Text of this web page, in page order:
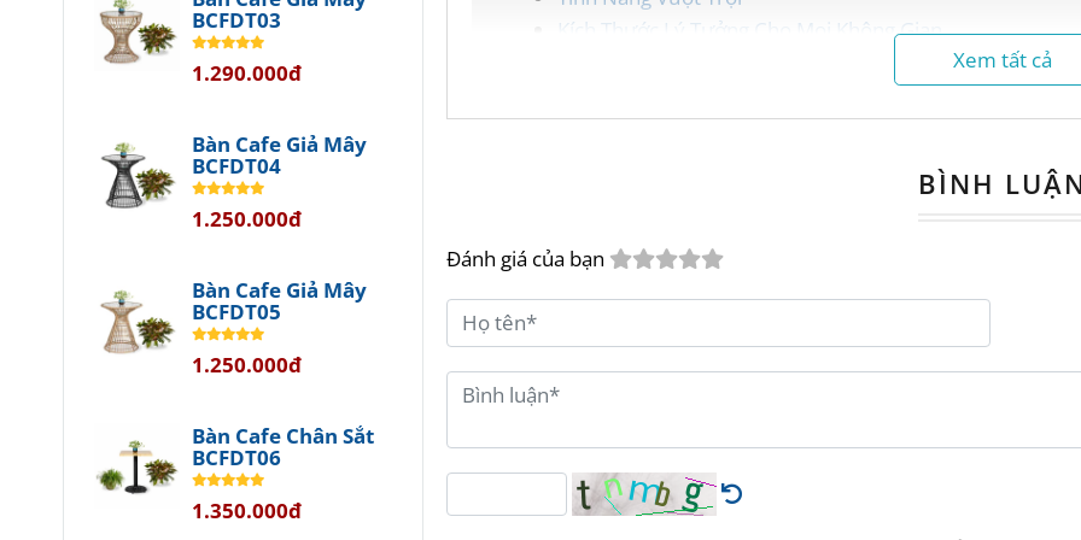
Kích Thước Lý Tưởng Cho Mọi Không Gian
Liên Hệ Đặt Hàng Ngay Hôm Nay
Khám Phá Ghế Cafe Sắt GCFDT104: Nâng
Bạn đang tìm kiếm một sản phẩm nội thất vừa hiện đại,
ngôi nhà của mình?Ghế Cafe Sắt GCFDT104từ
hảo mà bạn không thể bỏ qua.
Với sự kết hợp tinh tế giữa thiết kế hiện đại và tính ứng
Phong Cách Hiện Đại Cho Mọi Không Gian
Xem tất cả
BÌNH
Đánh giá của bạn
BCFDT03
1.290.000đ
Bàn Cafe Giả Mây
BCFDT04
1.250.000đ
Bàn Cafe Giả Mây
BCFDT05
1.250.000đ
Bàn Cafe Chân Sắt
BCFDT06
1.350.000đ